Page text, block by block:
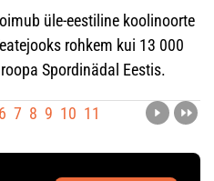
üle-eestiline koolinoorte
rohkem kui 13 000
Spordinädal Eestis.
6 7 8 9 10 11